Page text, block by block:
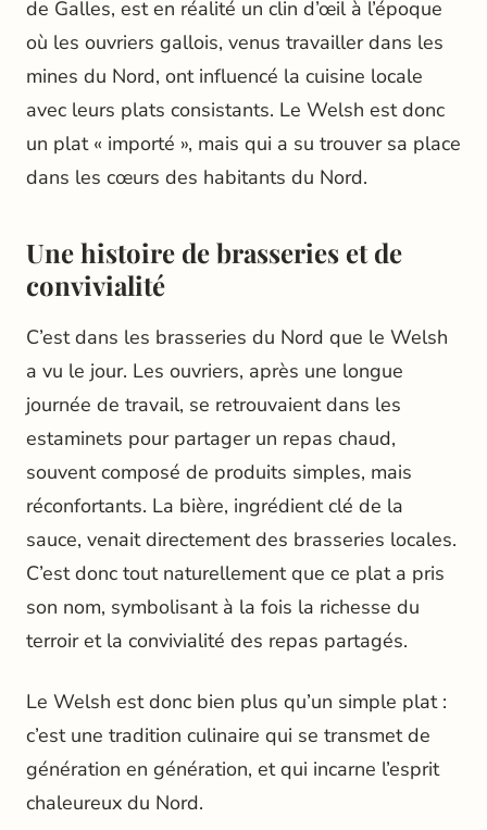
de Galles, est en réalité un clin d’œil à l’époque
où les ouvriers gallois, venus travailler dans les
mines du Nord, ont influencé la cuisine locale
avec leurs plats consistants. Le Welsh est donc
un plat « importé », mais qui a su trouver sa place
dans les cœurs des habitants du Nord.
Une histoire de brasseries et de
convivialité
C’est dans les brasseries du Nord que le Welsh
a vu le jour. Les ouvriers, après une longue
journée de travail, se retrouvaient dans les
estaminets pour partager un repas chaud,
souvent composé de produits simples, mais
réconfortants. La bière, ingrédient clé de la
sauce, venait directement des brasseries locales.
C’est donc tout naturellement que ce plat a pris
son nom, symbolisant à la fois la richesse du
terroir et la convivialité des repas partagés.
Le Welsh est donc bien plus qu’un simple plat :
c’est une tradition culinaire qui se transmet de
génération en génération, et qui incarne l’esprit
chaleureux du Nord.